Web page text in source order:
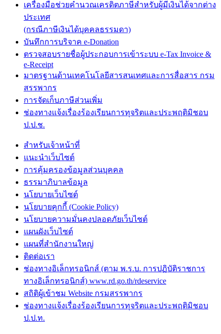
เครื่องมือช่วยคำนวณเครดิตภาษีสำหรับผู้มีเงินได้จากต่าง
ประเทศ
(กรณีภาษีเงินได้บุคคลธรรมดา)
บันทึกการบริจาค e-Donation
ตรวจสอบรายชื่อผู้ประกอบการเข้าระบบ e-Tax Invoice &
e-Receipt
มาตรฐานด้านเทคโนโลยีสารสนเทศและการสื่อสาร กรม
สรรพากร
การจัดเก็บภาษีส่วนเพิ่ม
ช่องทางแจ้งเรื่องร้องเรียนการทุจริตและประพฤติมิชอบ
ป.ป.ช.
สำหรับเจ้าหน้าที่
แนะนำเว็บไซต์
การคุ้มครองข้อมูลส่วนบุคคล
ธรรมาภิบาลข้อมูล
นโยบายเว็บไซต์
นโยบายคุกกี้ (Cookie Policy)
นโยบายความมั่นคงปลอดภัยเว็บไซต์
แผนผังเว็บไซต์
แผนที่สำนักงานใหญ่
ติดต่อเรา
ช่องทางอิเล็กทรอนิกส์ (ตาม พ.ร.บ. การปฏิบัติราชการ
ทางอิเล็กทรอนิกส์) www.rd.go.th/rdeservice
สถิติผู้เข้าชม Website กรมสรรพากร
ช่องทางแจ้งเรื่องร้องเรียนการทุจริตและประพฤติมิชอบ
ป.ป.ท.